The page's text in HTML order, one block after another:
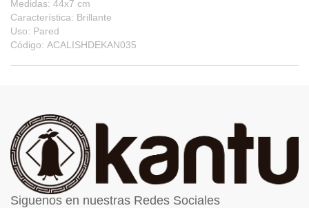
Medidas: 44x7 cm
Característica: Brillante
Uso: Pared
Código: ACALISHDEKAN035
Siguenos en nuestras Redes Sociales